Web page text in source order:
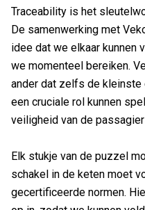
Traceability is het
De samenwerking met
idee dat we elkaar kunnen
we momenteel bereiken.
ander dat zelfs de kleinste
een cruciale rol kunnen
veiligheid van de
Elk stukje van de puzzel
schakel in de keten moet
gecertificeerde normen.